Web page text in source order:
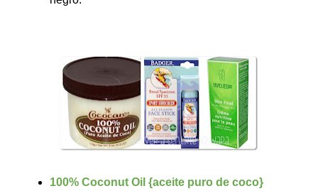
100% Coconut Oil {aceite puro de coco}